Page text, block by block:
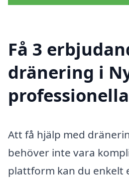
Få 3
dränering i
Att få hjälp med
behöver inte vara
plattform kan du enkelt